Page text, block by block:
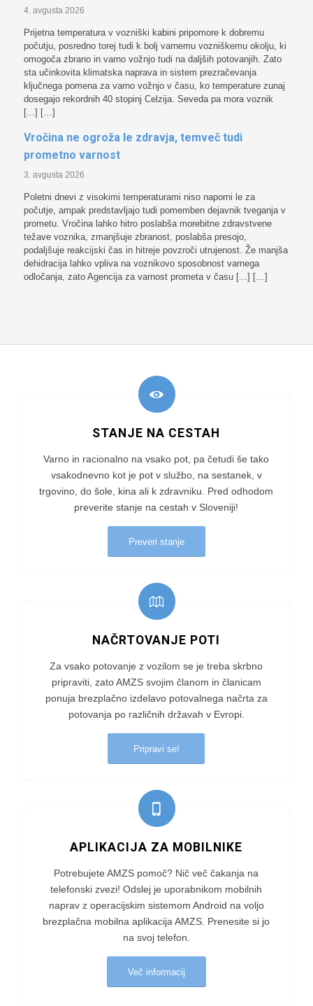
4. avgusta 2026
Prijetna temperatura v vozniški kabini pripomore k dobremu
počutju, posredno torej tudi k bolj varnemu vozniškemu okolju, ki
omogoča zbrano in varno vožnjo tudi na daljših potovanjih. Zato
sta učinkovita klimatska naprava in sistem prezračevanja
ključnega pomena za varno vožnjo v času, ko temperature zunaj
dosegajo rekordnih 40 stopinj Celzija. Seveda pa mora voznik
[...] […]
Vročina ne ogroža le zdravja, temveč tudi
prometno varnost
3. avgusta 2026
Poletni dnevi z visokimi temperaturami niso naporni le za
počutje, ampak predstavljajo tudi pomemben dejavnik tveganja v
prometu. Vročina lahko hitro poslabša morebitne zdravstvene
težave voznika, zmanjšuje zbranost, poslabša presojo,
podaljšuje reakcijski čas in hitreje povzroči utrujenost. Že manjša
dehidracija lahko vpliva na voznikovo sposobnost varnega
odločanja, zato Agencija za varnost prometa v času [...] […]
STANJE NA CESTAH
Varno in racionalno na vsako pot, pa četudi še tako
vsakodnevno kot je pot v službo, na sestanek, v
trgovino, do šole, kina ali k zdravniku. Pred odhodom
preverite stanje na cestah v Sloveniji!
Preveri stanje
NAČRTOVANJE POTI
Za vsako potovanje z vozilom se je treba skrbno
pripraviti, zato AMZS svojim članom in članicam
ponuja brezplačno izdelavo potovalnega načrta za
potovanja po različnih državah v Evropi.
Pripravi se!
APLIKACIJA ZA MOBILNIKE
Potrebujete AMZS pomoč? Nič več čakanja na
telefonski zvezi! Odslej je uporabnikom mobilnih
naprav z operacijskim sistemom Android na voljo
brezplačna mobilna aplikacija AMZS. Prenesite si jo
na svoj telefon.
Več informacij